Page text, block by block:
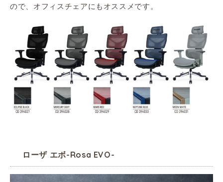
ので、オフィスチェアにもオススメです。
ローザ エボ-Rosa EVO-